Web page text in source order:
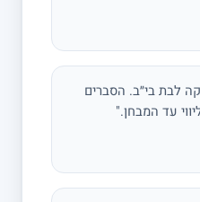
לבת בי״ב. הסברים
עד המבחן."